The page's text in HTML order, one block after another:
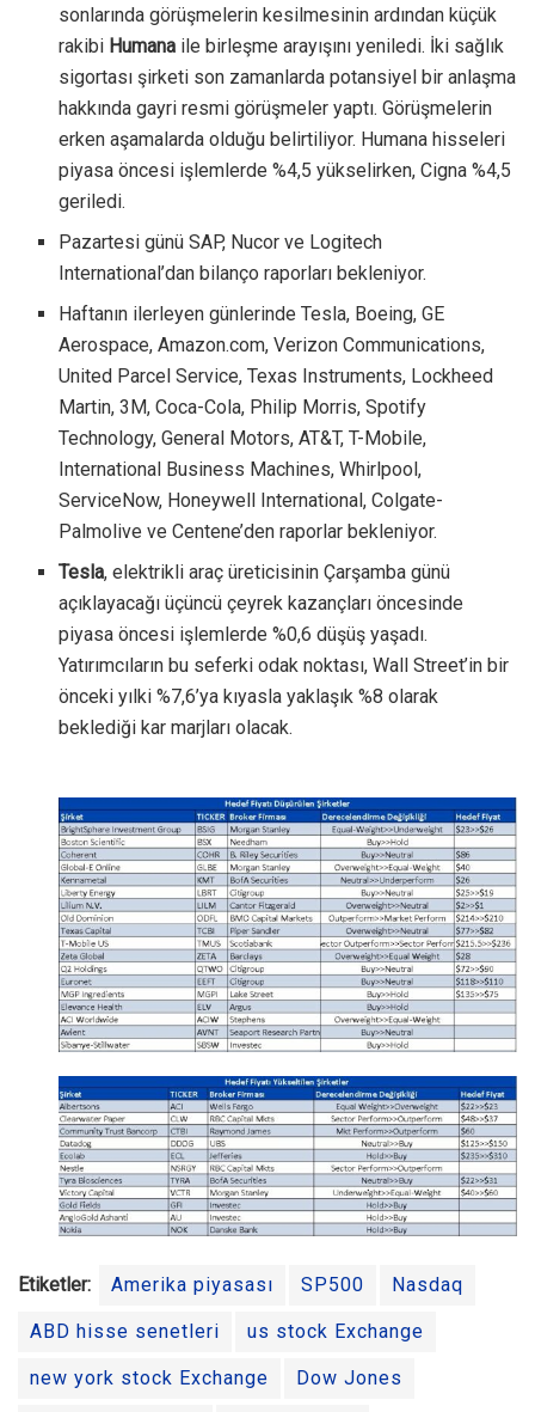
sonlarında görüşmelerin kesilmesinin ardından küçük
rakibi Humana ile birleşme arayışını yeniledi. İki sağlık
sigortası şirketi son zamanlarda potansiyel bir anlaşma
hakkında gayri resmi görüşmeler yaptı. Görüşmelerin
erken aşamalarda olduğu belirtiliyor. Humana hisseleri
piyasa öncesi işlemlerde %4,5 yükselirken, Cigna %4,5
geriledi.
Pazartesi günü SAP, Nucor ve Logitech
International’dan bilanço raporları bekleniyor.
Haftanın ilerleyen günlerinde Tesla, Boeing, GE
Aerospace, Amazon.com, Verizon Communications,
United Parcel Service, Texas Instruments, Lockheed
Martin, 3M, Coca-Cola, Philip Morris, Spotify
Technology, General Motors, AT&T, T-Mobile,
International Business Machines, Whirlpool,
ServiceNow, Honeywell International, Colgate-
Palmolive ve Centene’den raporlar bekleniyor.
Tesla, elektrikli araç üreticisinin Çarşamba günü
açıklayacağı üçüncü çeyrek kazançları öncesinde
piyasa öncesi işlemlerde %0,6 düşüş yaşadı.
Yatırımcıların bu seferki odak noktası, Wall Street’in bir
önceki yılki %7,6’ya kıyasla yaklaşık %8 olarak
beklediği kar marjları olacak.
Etiketler: Amerika piyasası SP500 Nasdaq
ABD hisse senetleri us stock Exchange
new york stock Exchange Dow Jones